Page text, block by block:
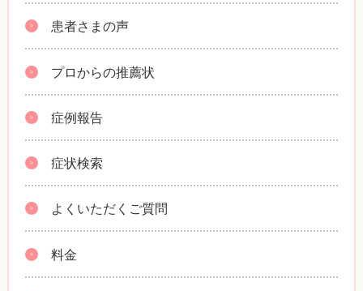
患者さまの声
プロからの推薦状
症例報告
症状検索
よくいただくご質問
料金